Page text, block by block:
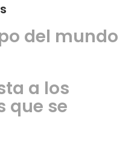
del mundo
a los
que se